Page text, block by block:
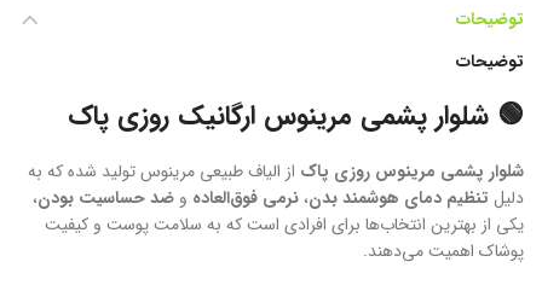
توضیحات
توضیحات
🟢 شلوار پشمی مرینوس ارگانیک روزی پاک
شلوار پشمی مرینوس روزی پاک از الیاف طبیعی مرینوس تولید شده که به
دلیل تنظیم دمای هوشمند بدن، نرمی فوق‌العاده و ضد حساسیت بودن،
یکی از بهترین انتخاب‌ها برای افرادی است که به سلامت پوست و کیفیت
پوشاک اهمیت می‌دهند.